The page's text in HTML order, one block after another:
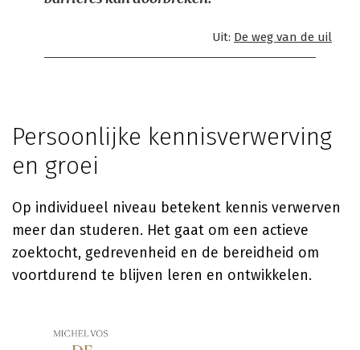
Uit: De weg van de uil
Persoonlijke kennisverwerving
en groei
Op individueel niveau betekent kennis verwerven
meer dan studeren. Het gaat om een actieve
zoektocht, gedrevenheid en de bereidheid om
voortdurend te blijven leren en ontwikkelen.